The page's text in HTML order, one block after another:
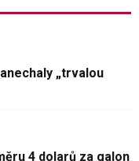
„trvalou
4 dolarů za galon